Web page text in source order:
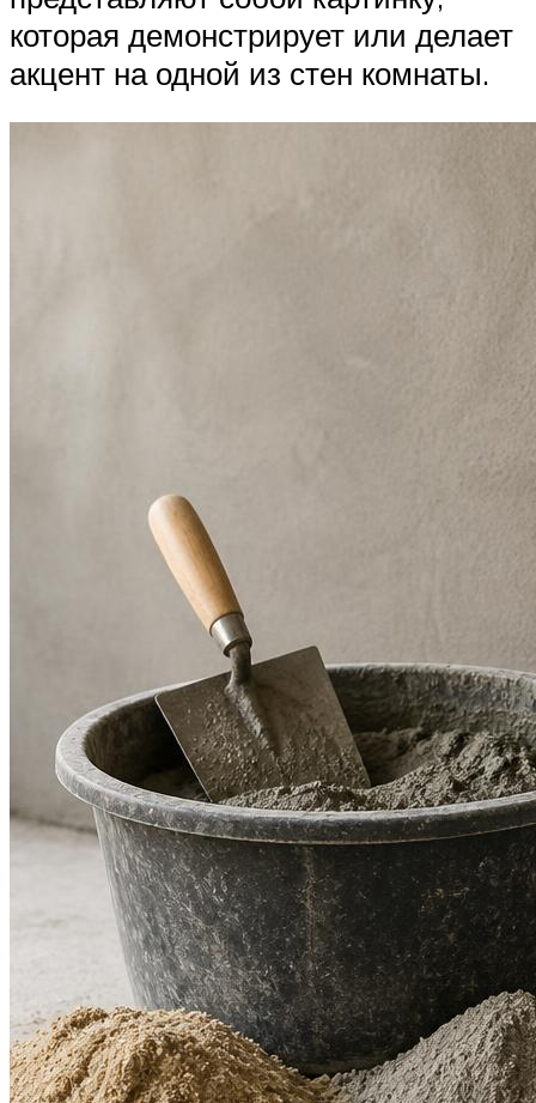
которая демонстрирует или делает
акцент на одной из стен комнаты.